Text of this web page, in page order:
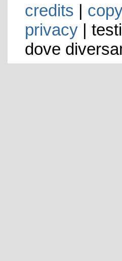
credits |
privacy|
dove